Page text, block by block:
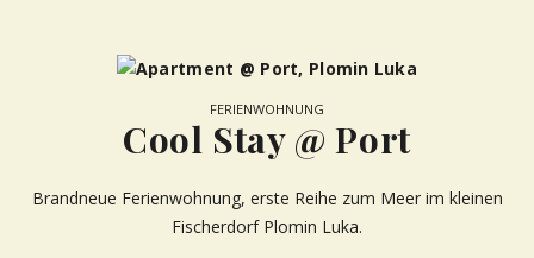
FERIENWOHNUNG
Cool Stay @ Port
Brandneue Ferienwohnung, erste Reihe zum Meer im kleinen
Fischerdorf Plomin Luka.